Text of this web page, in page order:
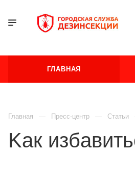
ГЛАВНАЯ
Главная Пресс-центр Статьи
Kaк